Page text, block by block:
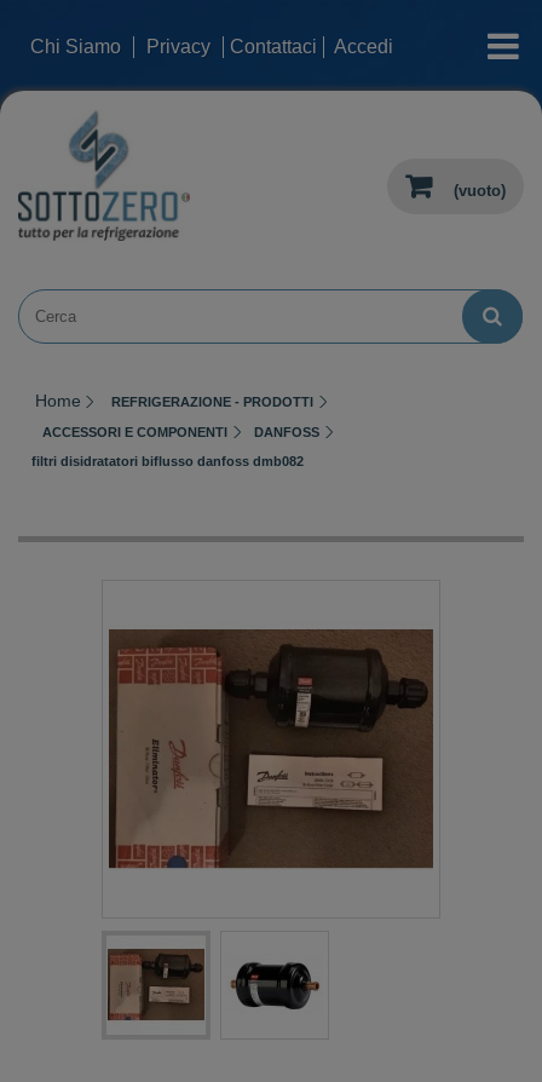
Chi Siamo Privacy Contattaci Accedi categorie
(vuoto)
Home REFRIGERAZIONE - PRODOTTI
ACCESSORI E COMPONENTI
DANFOSS
filtri disidratatori biflusso danfoss dmb082